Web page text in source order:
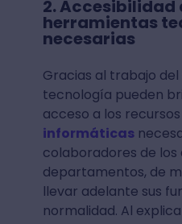
2. Accesibilidad
herramientas
necesarias
Gracias al trabajo del
tecnología pueden
acceso a los
informáticas
colaboradores de los
departamentos, de
llevar adelante sus
normalidad. Al